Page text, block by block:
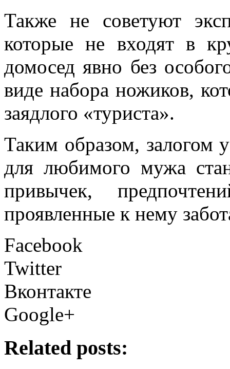
Также не советуют
которые не входят в
домосед явно без
виде набора ножиков,
заядлого «туриста».
Таким образом, залогом
для любимого мужа
привычек,
проявленные к нему
Facebook
Twitter
Вконтакте
Google+
Related posts: